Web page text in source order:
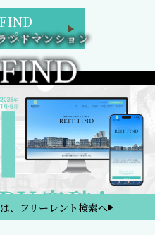
ペーン
、フリーレント検索へ